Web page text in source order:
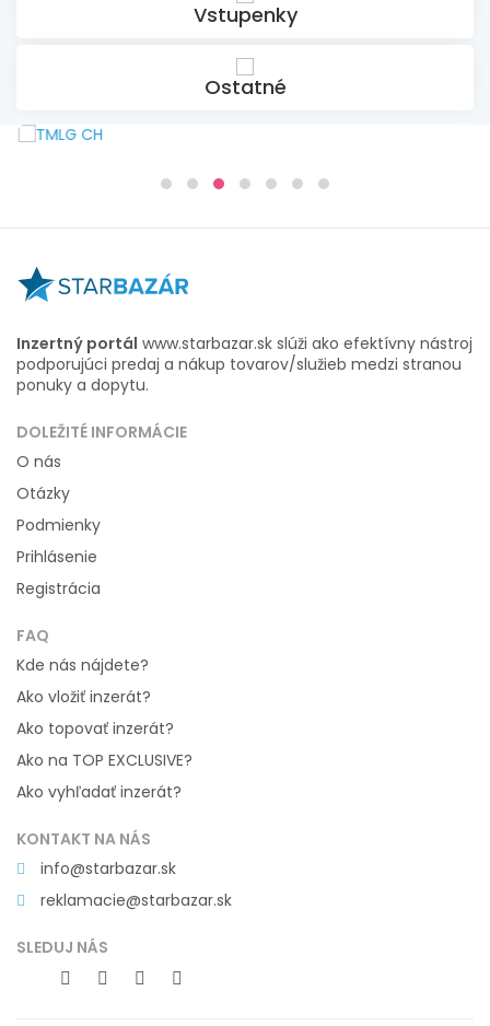
Vstupenky
Ostatné
Inzertný portál www.starbazar.sk slúži ako efektívny nástroj
podporujúci predaj a nákup tovarov/služieb medzi stranou
ponuky a dopytu.
DOLEŽITÉ INFORMÁCIE
O nás
Otázky
Podmienky
Prihlásenie
Registrácia
FAQ
Kde nás nájdete?
Ako vložiť inzerát?
Ako topovať inzerát?
Ako na TOP EXCLUSIVE?
Ako vyhľadať inzerát?
KONTAKT NA NÁS
info@starbazar.sk
reklamacie@starbazar.sk
SLEDUJ NÁS